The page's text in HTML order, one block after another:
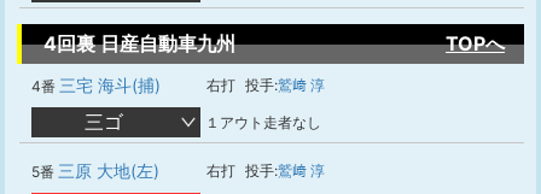
4回裏 日産自動車九州 TOPへ
4番 三宅 海斗(捕) 右打 投手:鷲﨑 淳
三ゴ １アウト走者なし
5番 三原 大地(左) 右打 投手:鷲﨑 淳